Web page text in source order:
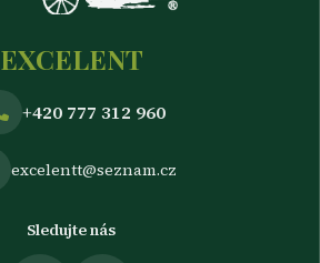
EXCELENT
+420 777 312 960
excelentt@seznam.cz
Sledujte nás